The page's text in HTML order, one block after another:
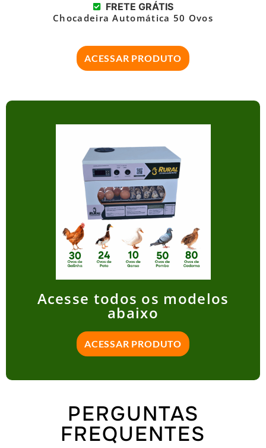
FRETE GRÁTIS
Chocadeira Automática 50 Ovos
ACESSAR PRODUTO
Acesse todos os modelos
abaixo
ACESSAR PRODUTO
PERGUNTAS
FREQUENTES